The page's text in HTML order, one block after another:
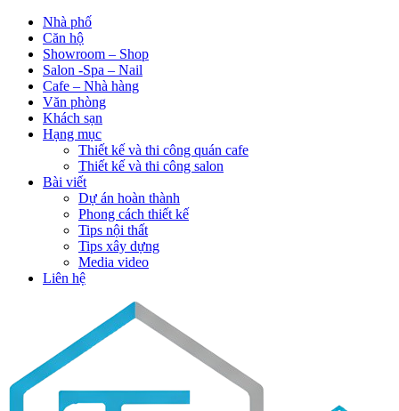
Nhà phố
Căn hộ
Showroom – Shop
Salon -Spa – Nail
Cafe – Nhà hàng
Văn phòng
Khách sạn
Hạng mục
Thiết kế và thi công quán cafe
Thiết kế và thi công salon
Bài viết
Dự án hoàn thành
Phong cách thiết kế
Tips nội thất
Tips xây dựng
Media video
Liên hệ